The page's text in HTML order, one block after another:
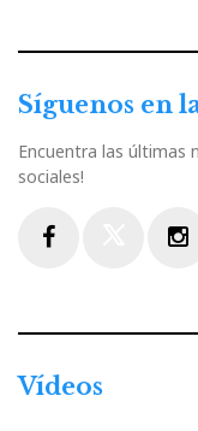
Síguenos en
Encuentra las últimas
sociales!
Vídeos